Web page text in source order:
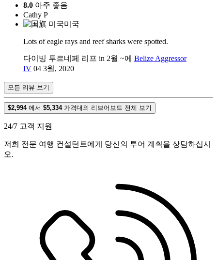
8.0 아주 좋음
Cathy P
미국
Lots of eagle rays and reef sharks were spotted.
다이빙 투르네페 리프 in 2월 ~에 Belize Aggressor
IV 04 3월, 2020
모든 리뷰 보기
$2,994에서 $5,334가격대의 리브어보드 전체 보기
24/7 고객 지원
저희 전문 여행 컨설턴트에게 당신의 투어 계획을 상담하십시
오.